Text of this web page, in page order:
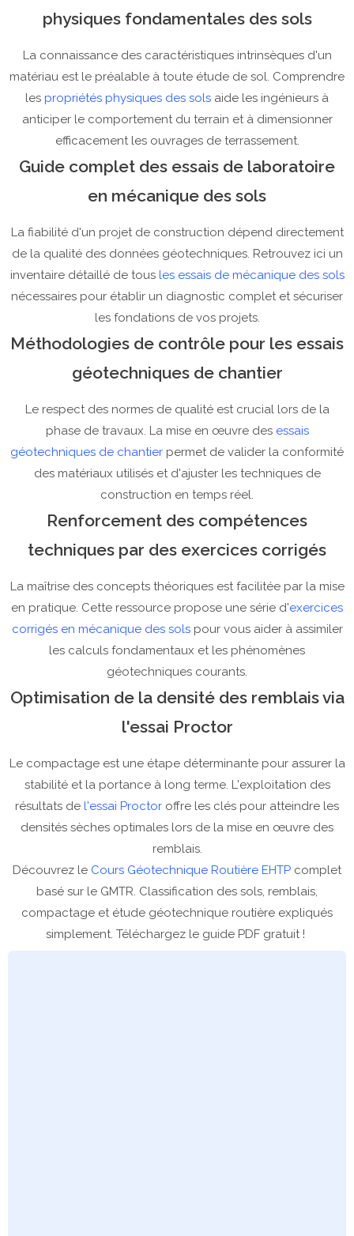
physiques fondamentales des sols
La connaissance des caractéristiques intrinsèques d'un
matériau est le préalable à toute étude de sol. Comprendre
les propriétés physiques des sols aide les ingénieurs à
anticiper le comportement du terrain et à dimensionner
efficacement les ouvrages de terrassement.
Guide complet des essais de laboratoire
en mécanique des sols
La fiabilité d'un projet de construction dépend directement
de la qualité des données géotechniques. Retrouvez ici un
inventaire détaillé de tous les essais de mécanique des sols
nécessaires pour établir un diagnostic complet et sécuriser
les fondations de vos projets.
Méthodologies de contrôle pour les essais
géotechniques de chantier
Le respect des normes de qualité est crucial lors de la
phase de travaux. La mise en œuvre des essais
géotechniques de chantier permet de valider la conformité
des matériaux utilisés et d'ajuster les techniques de
construction en temps réel.
Renforcement des compétences
techniques par des exercices corrigés
La maîtrise des concepts théoriques est facilitée par la mise
en pratique. Cette ressource propose une série d'exercices
corrigés en mécanique des solspour vous aider à assimiler
les calculs fondamentaux et les phénomènes
géotechniques courants.
Optimisation de la densité des remblais via
l'essai Proctor
Le compactage est une étape déterminante pour assurer la
stabilité et la portance à long terme. L'exploitation des
résultats de l'essai Proctor offre les clés pour atteindre les
densités sèches optimales lors de la mise en œuvre des
remblais.
Découvrez le Cours Géotechnique Routière EHTP complet
basé sur le GMTR. Classification des sols, remblais,
compactage et étude géotechnique routière expliqués
simplement. Téléchargez le guide PDF gratuit !